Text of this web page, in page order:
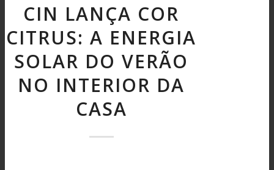
CIN LANÇA COR
CITRUS: A ENERGIA
SOLAR DO VERÃO
NO INTERIOR DA
CASA